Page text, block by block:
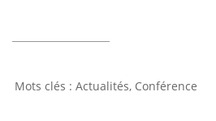
Actualités, Conférence